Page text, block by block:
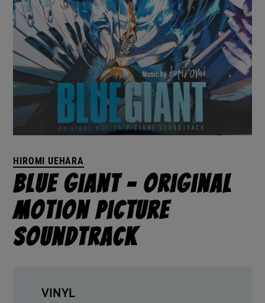
HIROMI UEHARA
Blue Giant – Original
Motion Picture
Soundtrack
VINYL